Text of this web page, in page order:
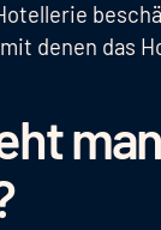
denen das